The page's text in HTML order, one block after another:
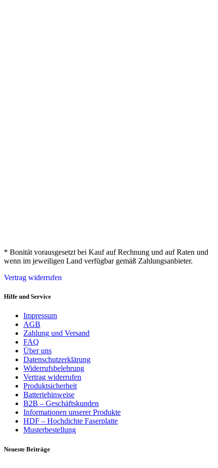
* Bonität vorausgesetzt bei Kauf auf Rechnung und auf Raten und
wenn im jeweiligen Land verfügbar gemäß Zahlungsanbieter.
Vertrag widerrufen
Hilfe und Service
Impressum
AGB
Zahlung und Versand
FAQ
Über uns
Datenschutzerklärung
Widerrufsbelehrung
Vertrag widerrufen
Produktsicherheit
Batteriehinweise
B2B – Geschäftskunden
Informationen unserer Produkte
HDF – Hochdichte Faserplatte
Musterbestellung
Neueste Beiträge